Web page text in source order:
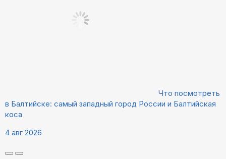
Что посмотреть
в Балтийске: самый западный город России и Балтийская
коса
4 авг 2026